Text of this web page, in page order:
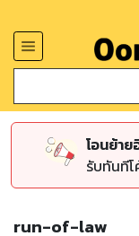
โอนย้า
รับทันที
run-of-law